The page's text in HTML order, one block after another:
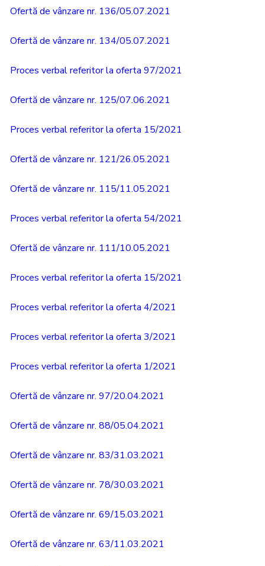
Ofertă de vânzare nr. 136/05.07.2021
Ofertă de vânzare nr. 134/05.07.2021
Proces verbal referitor la oferta 97/2021
Ofertă de vânzare nr. 125/07.06.2021
Proces verbal referitor la oferta 15/2021
Ofertă de vânzare nr. 121/26.05.2021
Ofertă de vânzare nr. 115/11.05.2021
Proces verbal referitor la oferta 54/2021
Ofertă de vânzare nr. 111/10.05.2021
Proces verbal referitor la oferta 15/2021
Proces verbal referitor la oferta 4/2021
Proces verbal referitor la oferta 3/2021
Proces verbal referitor la oferta 1/2021
Ofertă de vânzare nr. 97/20.04.2021
Ofertă de vânzare nr. 88/05.04.2021
Ofertă de vânzare nr. 83/31.03.2021
Ofertă de vânzare nr. 78/30.03.2021
Ofertă de vânzare nr. 69/15.03.2021
Ofertă de vânzare nr. 63/11.03.2021